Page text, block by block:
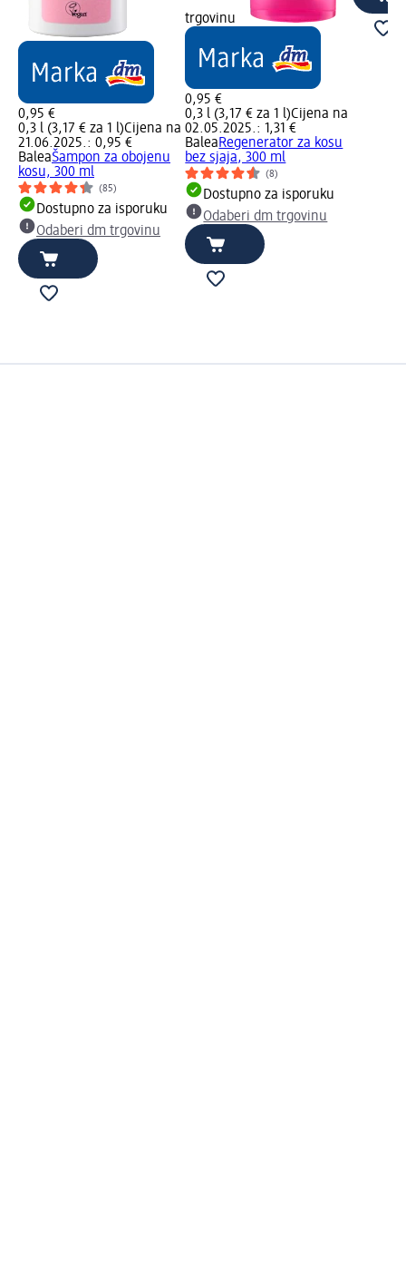
0,95 €
0,3 l (3,17 € za 1 l)Cijena na
21.06.2025.: 0,95 €
BaleaŠampon za obojenu
kosu, 300 ml
(85)
Dostupno za isporuku
Odaberi dm trgovinu
trgovinu
0,95 €
0,3 l (3,17 € za 1 l)Cijena na
02.05.2025.: 1,31 €
BaleaRegenerator za kosu
bez sjaja, 300 ml
(8)
Dostupno za isporuku
Odaberi dm trgovinu